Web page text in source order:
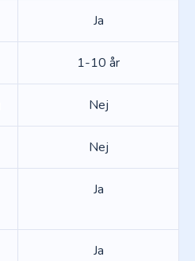
Ja
1-10 år
Nej
Nej
Ja
Ja